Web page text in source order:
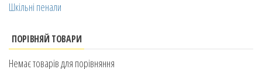
Шкільні пенали
ПОРІВНЯЙ ТОВАРИ
Немає товарів для порівняння